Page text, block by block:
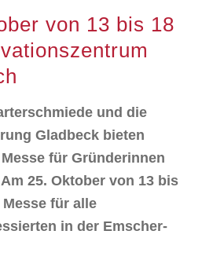
von 13 bis 18
und die
Gladbeck bieten
für Gründerinnen
25. Oktober von 13 bis
für alle
in der Emscher-